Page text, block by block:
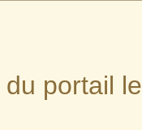
portail